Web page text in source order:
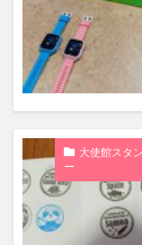
「君の膵臓を
ファミリーア
ブールミッシュ
ColorOS 15
大使館スタ
ー